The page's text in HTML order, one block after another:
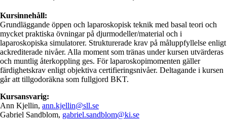
Kursinnehåll:
Grundläggande öppen och laparoskopisk teknik med basal teori och
mycket praktiska övningar på djurmodeller/material och i
laparoskopiska simulatorer. Strukturerade krav på måluppfyllelse enligt
ackrediterade nivåer. Alla moment som tränas under kursen utvärderas
och muntlig återkoppling ges. För laparoskopimomenten gäller
färdighetskrav enligt objektiva certifieringsnivåer. Deltagande i kursen
går att tillgodoräkna som fullgjord BKT.
Kursansvarig:
Ann Kjellin, ann.kjellin@sll.se
Gabriel Sandblom, gabriel.sandblom@ki.se